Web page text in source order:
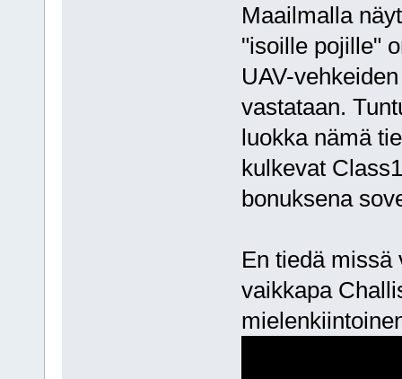
Maailmalla
"isoille pojille"
UAV-
vastataan.
luokka nämä
kulkevat
bonuksena
En tiedä missä
vaikkapa